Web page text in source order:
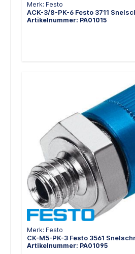
Merk: Festo
ACK-3/8-PK-6 Festo 3711
Artikelnummer: PA01015
Merk: Festo
CK-M5-PK-3 Festo 3561
Artikelnummer: PA01095